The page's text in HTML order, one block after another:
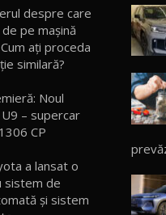
10
12
despre care
pe maşină
aţi proceda
similară?
Noul
– supercar
CP
a lansat o
sistem de
şi sistem